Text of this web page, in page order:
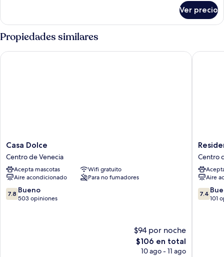
o
individuales
estándar
con
1
cama
matrimonial
Ver precio
Propiedades similares
Casa
Dolce
Centro
de
Venecia
Casa Dolce
Centro de Venecia
Acepta mascotas
Wifi gratuito
Aire acondicionado
Para no fumadores
7.8
de
7.8 Bueno
503 opiniones
$94 por noche
El
precio
$106 en total
10 ago - 11 ago
Casa Dolce
Hotel
San
Maurizio
Centro
de
Venecia
Centro
Aire
7.4
de
7.4
101